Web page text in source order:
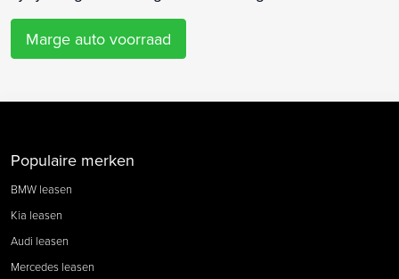
Marge auto voorraad
Populaire merken
BMW leasen
Kia leasen
Audi leasen
Mercedes leasen